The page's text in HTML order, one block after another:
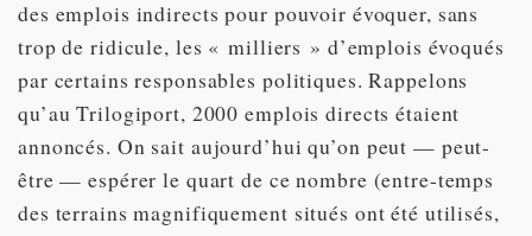
des emplois indirects pour pouvoir évoquer, sans
trop de ridicule, les « milliers » d’emplois évoqués
par certains responsables politiques. Rappelons
qu’au Trilogiport, 2000 emplois directs étaient
annoncés. On sait aujourd’hui qu’on peut — peut-
être — espérer le quart de ce nombre (entre-temps
des terrains magnifiquement situés ont été utilisés,